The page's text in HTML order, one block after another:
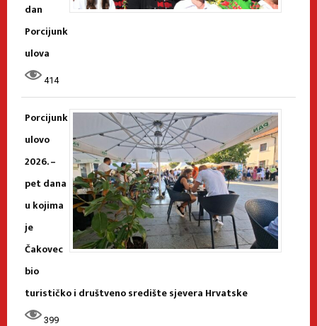
dan
Porcijunk
ulova
414
Porcijunk
ulovo
2026. –
pet dana
u kojima
je
Čakovec
bio
turističko i društveno središte sjevera Hrvatske
399